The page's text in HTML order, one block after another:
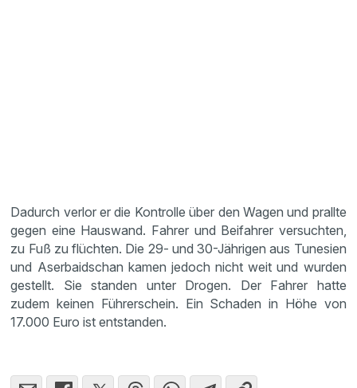
Dadurch verlor er die Kontrolle über den Wagen und prallte
gegen eine Hauswand. Fahrer und Beifahrer versuchten,
zu Fuß zu flüchten. Die 29- und 30-Jährigen aus Tunesien
und Aserbaidschan kamen jedoch nicht weit und wurden
gestellt. Sie standen unter Drogen. Der Fahrer hatte
zudem keinen Führerschein. Ein Schaden in Höhe von
17.000 Euro ist entstanden.